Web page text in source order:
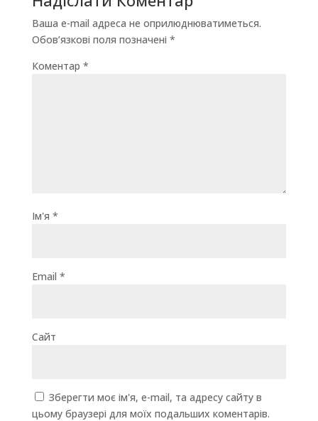
Ваша e-mail адреса не оприлюднюватиметься.
Обов’язкові поля позначені *
Коментар *
Ім'я *
Email *
Сайт
Зберегти моє ім'я, e-mail, та адресу сайту в
цьому браузері для моїх подальших коментарів.